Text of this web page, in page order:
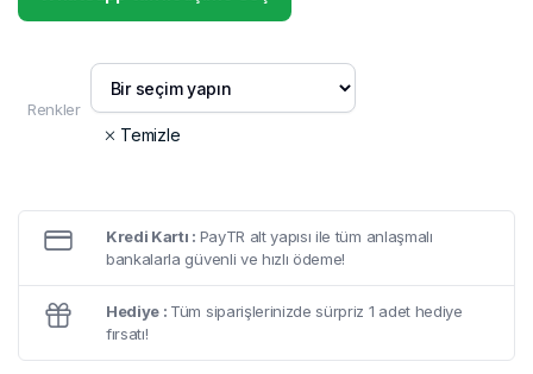
Renkler
Temizle
Kredi Kartı : PayTR alt yapısı ile tüm anlaşmalı
bankalarla güvenli ve hızlı ödeme!
Hediye : Tüm siparişlerinizde sürpriz 1 adet hediye
fırsatı!